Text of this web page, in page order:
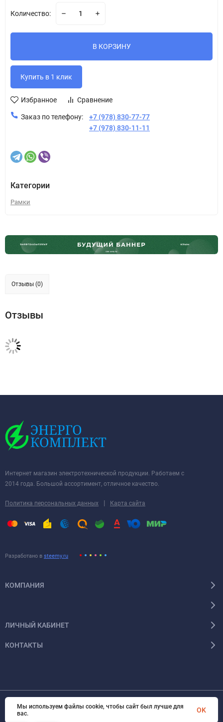
Количество:
В КОРЗИНУ
Избранное Сравнение
Заказ по телефону:
+7 (978) 830-77-77
+7 (978) 830-11-11
Категории
Рамки
Отзывы (0)
Отзывы
Интернет магазин электротехнической продукции. Работаем с
2014 года. Большой ассортимент, отличное качество.
Политика персональных данных | Карта сайта
Разработано в steemy.ru
КОМПАНИЯ
ЛИЧНЫЙ КАБИНЕТ
КОНТАКТЫ
© 2026 Энергокомплект Крым. Все права защищены
Мы используем файлы cookie, чтобы сайт был лучше для
вас.
OK